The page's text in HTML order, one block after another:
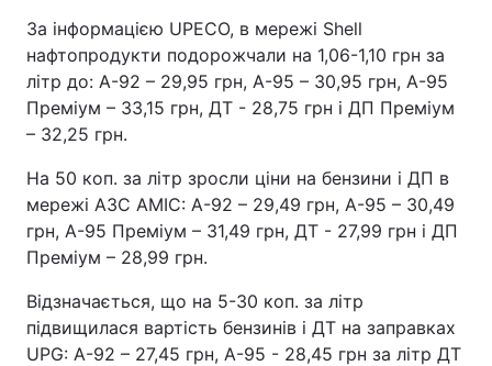
За інформацією UPECO, в мережі Shell
нафтопродукти подорожчали на 1,06-1,10 грн за
літр до: А-92 – 29,95 грн, А-95 – 30,95 грн, А-95
Преміум – 33,15 грн, ДТ - 28,75 грн і ДП Преміум
– 32,25 грн.
На 50 коп. за літр зросли ціни на бензини і ДП в
мережі АЗС AMIC: А-92 – 29,49 грн, А-95 – 30,49
грн, А-95 Преміум – 31,49 грн, ДТ - 27,99 грн і ДП
Преміум – 28,99 грн.
Відзначається, що на 5-30 коп. за літр
підвищилася вартість бензинів і ДТ на заправках
UPG: А-92 – 27,45 грн, А-95 - 28,45 грн за літр ДТ